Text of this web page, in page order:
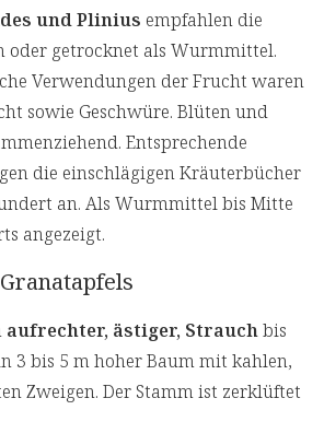
und Plinius empfahlen die
oder getrocknet als Wurmmittel.
Verwendungen der Frucht waren
sowie Geschwüre. Blüten und
Entsprechende
die einschlägigen Kräuterbücher
an. Als Wurmmittel bis Mitte
angezeigt.
aufrechter, ästiger, Strauchbis
3 bis 5 m hoher Baum mit kahlen,
Zweigen. Der Stamm ist zerklüftet